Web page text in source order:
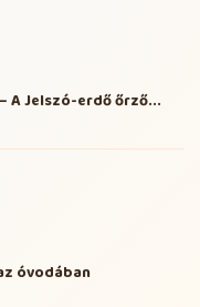
A Jelszó-erdő őrző...
óvodában